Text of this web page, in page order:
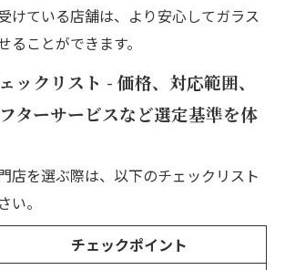
けている店舗は、より安心してガラス
ることができます。
ックリスト - 価格、対応範囲、
ターサービスなど選定基準を体
店を選ぶ際は、以下のチェックリスト
い。
チェックポイント